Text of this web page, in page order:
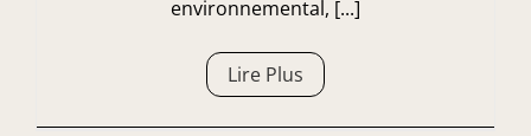
environnemental, [...]
Lire Plus